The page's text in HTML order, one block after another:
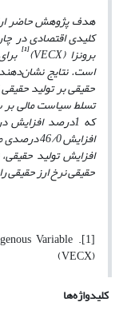
هدف پژوهش حاضر
کلیدی اقتصادی در
برونزا(VECX)
[1]
است. نتایج
حقیقی بر تولید
تسلط سیاست مالی
که 1درصد
افزایش
افزایش تولید
حقیقی نرخ ارز حقیقی
Variable
(VECX)
کلیدواژه‌ها